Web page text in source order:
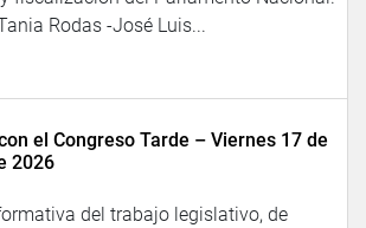
Rodas -José Luis...
el Congreso Tarde – Viernes 17 de
2026
del trabajo legislativo, de